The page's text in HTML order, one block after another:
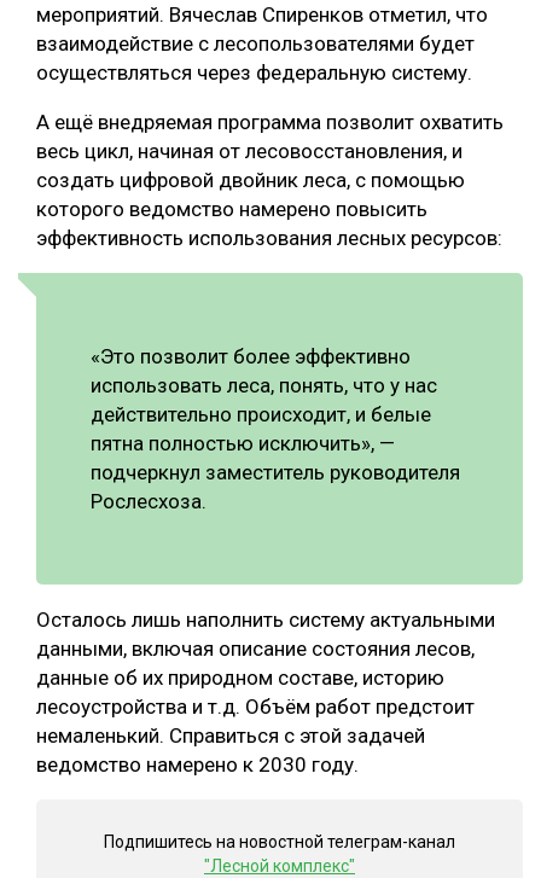
мероприятий. Вячеслав Спиренков отметил, что
взаимодействие с лесопользователями будет
осуществляться через федеральную систему.
А ещё внедряемая программа позволит охватить
весь цикл, начиная от лесовосстановления, и
создать цифровой двойник леса, с помощью
которого ведомство намерено повысить
эффективность использования лесных ресурсов:
«Это позволит более эффективно
использовать леса, понять, что у нас
действительно происходит, и белые
пятна полностью исключить», —
подчеркнул заместитель руководителя
Рослесхоза.
Осталось лишь наполнить систему актуальными
данными, включая описание состояния лесов,
данные об их природном составе, историю
лесоустройства и т.д. Объём работ предстоит
немаленький. Справиться с этой задачей
ведомство намерено к 2030 году.
Подпишитесь на новостной телеграм-канал
"Лесной комплекс"